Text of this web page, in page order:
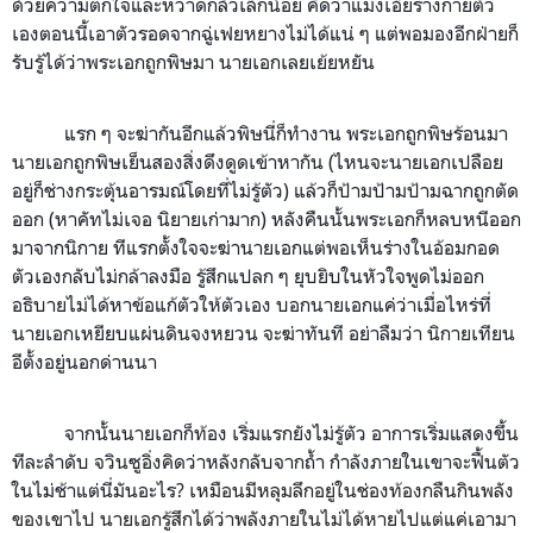
เองตอนนี้เอาตัวรอดจากฉู่เฟยหยางไม่ได้แน่ ๆ แต่พอมองอีกฝ่ายก็
รับรู้ได้ว่าพระเอกถูกพิษมา นายเอกเลยเย้ยหยัน
แรก ๆ จะฆ่ากันอีกแล้วพิษนี่ก็ทำงาน พระเอกถูกพิษร้อนมา
นายเอกถูกพิษเย็นสองสิ่งดึงดูดเข้าหากัน (ไหนจะนายเอกเปลือย
อยู่ก็ช่างกระตุ้นอารมณ์โดยที่ไม่รู้ตัว) แล้วก็ป้ามป้ามป้ามฉากถูกตัด
ออก (หาคัทไม่เจอ นิยายเก่ามาก) หลังคืนนั้นพระเอกก็หลบหนีออก
มาจากนิกาย ทีแรกตั้งใจจะฆ่านายเอกแต่พอเห็นร่างในอ้อมกอด
ตัวเองกลับไม่กล้าลงมือ รู้สึกแปลก ๆ ยุบยิบในหัวใจพูดไม่ออก
อธิบายไม่ได้หาข้อแก้ตัวให้ตัวเอง บอกนายเอกแค่ว่าเมื่อไหร่ที่
นายเอกเหยียบแผ่นดินจงหยวน จะฆ่าทันที อย่าลืมว่า นิกายเทียน
อีตั้งอยู่นอกด่านนา
จากนั้นนายเอกก็ท้อง เริ่มแรกยังไม่รู้ตัว อาการเริ่มแสดงขึ้น
ทีละลำดับ จวินซูอิ่งคิดว่าหลังกลับจากถ้ำ กำลังภายในเขาจะฟื้นตัว
ในไม่ช้าแต่นี่มันอะไร? เหมือนมีหลุมลึกอยู่ในช่องท้องกลืนกินพลัง
ของเขาไป นายเอกรู้สึกได้ว่าพลังภายในไม่ได้หายไปแต่แค่เอามา